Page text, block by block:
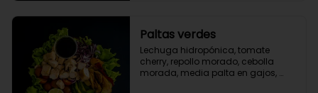
Paltas verdes
Lechuga hidropónica, tomate
cherry, repollo morado, cebolla
morada, media palta en gajos,